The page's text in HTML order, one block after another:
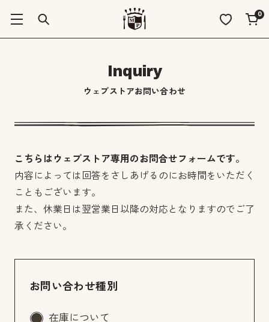
0
Inquiry
ウェブストアお問い合わせ
こちらはウェブストア専用のお問合せフォームです。
内容によっては回答をさしあげるのにお時間をいただく
こともございます。
また、休業日は翌営業日以降の対応となりますのでご了
承ください。
お問い合わせ種別
在庫について